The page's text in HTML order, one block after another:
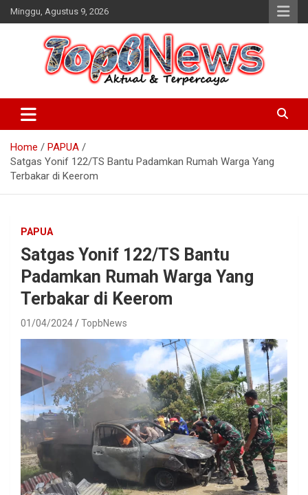
Skip
to
Minggu, Agustus 9, 2026
Home
PAPUA
Satgas Yonif 122/TS Bantu Padamkan Rumah Warga Yang
Terbakar di Keerom
PAPUA
Satgas Yonif 122/TS Bantu
Padamkan Rumah Warga Yang
Terbakar di Keerom
01/04/2024 TopbNews